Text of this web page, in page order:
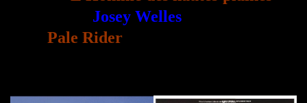
Josey Welles
Pale Rider